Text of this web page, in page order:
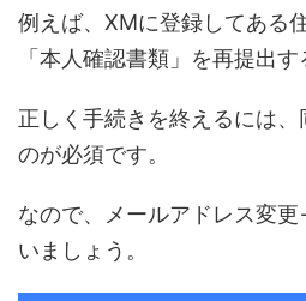
例えば、XMに登録してある
「本人確認書類」を再提出す
正しく手続きを終えるには
のが必須です。
なので、メールアドレス変
いましょう。